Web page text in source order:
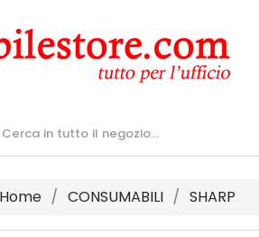
CONSUMABILI SHARP